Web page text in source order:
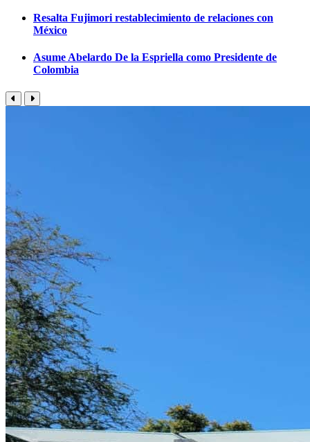
Resalta Fujimori restablecimiento de relaciones con
México
Asume Abelardo De la Espriella como Presidente de
Colombia